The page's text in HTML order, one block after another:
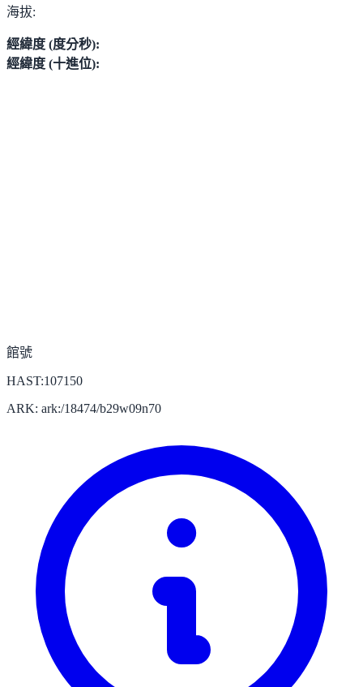
海拔:
經緯度 (度分秒):
經緯度 (十進位):
館號
HAST:107150
ARK: ark:/18474/b29w09n70